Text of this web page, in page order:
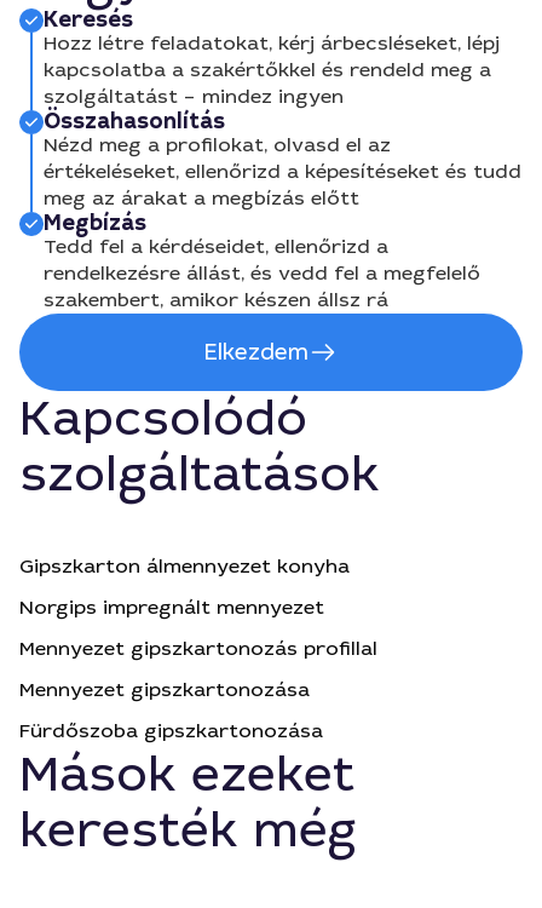
Keresés
Hozz létre feladatokat, kérj árbecsléseket, lépj
kapcsolatba a szakértőkkel és rendeld meg a
szolgáltatást – mindez ingyen
Összahasonlítás
Nézd meg a profilokat, olvasd el az
értékeléseket, ellenőrizd a képesítéseket és tudd
meg az árakat a megbízás előtt
Megbízás
Tedd fel a kérdéseidet, ellenőrizd a
rendelkezésre állást, és vedd fel a megfelelő
szakembert, amikor készen állsz rá
Elkezdem
Kapcsolódó
szolgáltatások
Gipszkarton álmennyezet konyha
Norgips impregnált mennyezet
Mennyezet gipszkartonozás profillal
Mennyezet gipszkartonozása
Fürdőszoba gipszkartonozása
Mások ezeket
keresték még